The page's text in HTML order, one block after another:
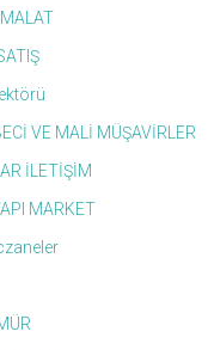
VE MALİ MÜŞAVİRLER
İLETİŞİM
MARKET